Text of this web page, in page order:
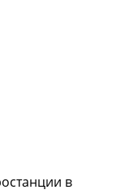
в